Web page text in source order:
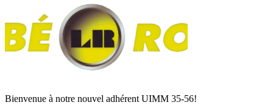
Bienvenue à notre nouvel adhérent UIMM 35-56!